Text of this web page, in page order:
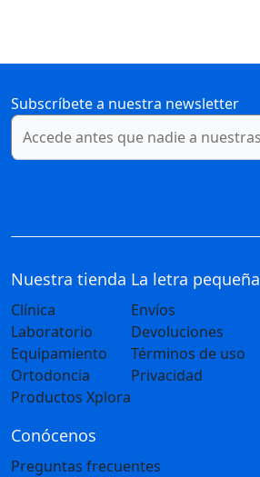
Subscríbete a nuestra newsletter
Nuestra tienda
Clínica
Laboratorio
Equipamiento
Ortodoncia
Productos Xplora
La letra pequeña
Envíos
Devoluciones
Términos de uso
Privacidad
Conócenos
Preguntas frecuentes